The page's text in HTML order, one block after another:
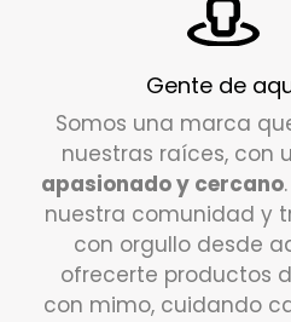
una
manos
Secan
Fáciles
Tienes
pedido
alguna
¿Qué
Gente de
Somos una marca
nuestras raíces, con
apasionado y cercano
nuestra comunidad y
con orgullo desde
ofrecerte productos
con mimo, cuidando